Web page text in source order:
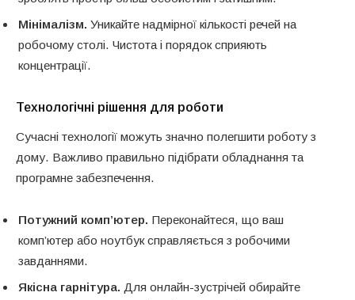
Мінімалізм. Уникайте надмірної кількості речей на
робочому столі. Чистота і порядок сприяють
концентрації.
Технологічні рішення для роботи
Сучасні технології можуть значно полегшити роботу з
дому. Важливо правильно підібрати обладнання та
програмне забезпечення.
Потужний комп’ютер. Переконайтеся, що ваш
комп’ютер або ноутбук справляється з робочими
завданнями.
Якісна гарнітура. Для онлайн-зустрічей обирайте